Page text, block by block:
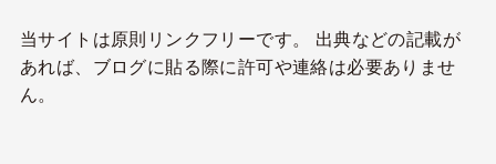
当サイトは原則リンクフリーです。 出典などの記載が
あれば、ブログに貼る際に許可や連絡は必要ありませ
ん。